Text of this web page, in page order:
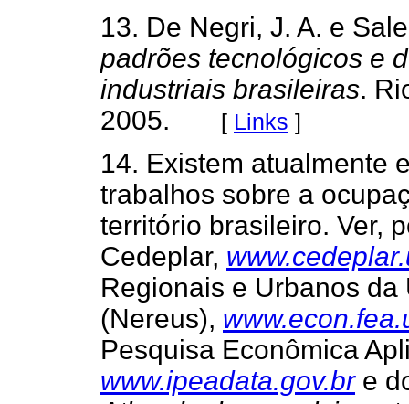
13. De Negri, J. A. e
padrões tecnológicos e
industriais brasileiras.
2005. [ Links ]
14. Existem atualmente
trabalhos sobre a
território brasileiro. Ver,
Cedeplar,
Regionais e Urbanos
(Nereus),
Pesquisa Econômica
www.ipeadata.gov.bre